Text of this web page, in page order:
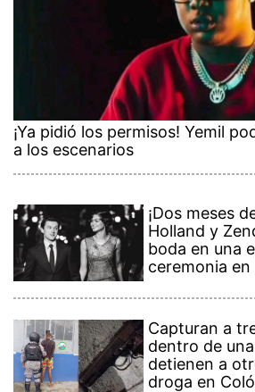
¡Ya pidió los permisos! Yemil
a los escenarios
¡Dos meses
Holland y
boda en una
ceremonia
Capturan a
dentro de
detienen a
droga en